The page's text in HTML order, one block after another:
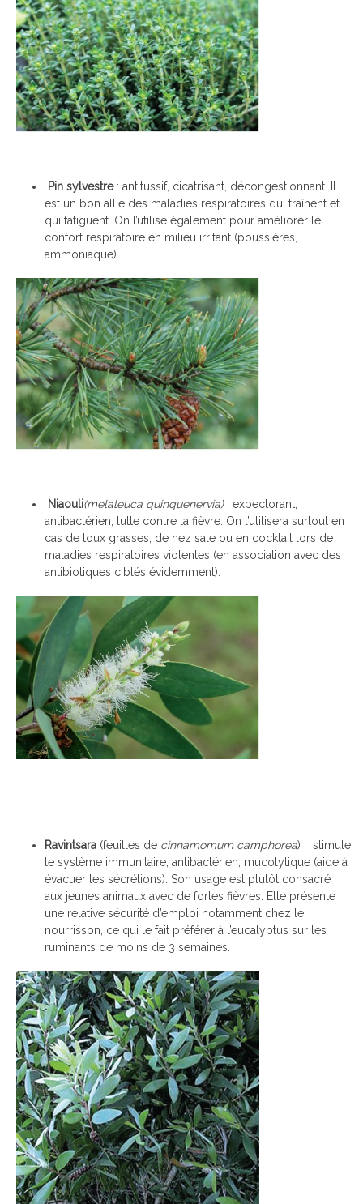
Pin sylvestre: antitussif, cicatrisant, décongestionnant. Il
est un bon allié des maladies respiratoires qui traînent et
qui fatiguent. On l’utilise également pour améliorer le
confort respiratoire en milieu irritant (poussières,
ammoniaque)
Niaouli(melaleuca quinquenervia): expectorant,
antibactérien, lutte contre la fièvre. On l’utilisera surtout en
cas de toux grasses, de nez sale ou en cocktail lors de
maladies respiratoires violentes (en association avec des
antibiotiques ciblés évidemment).
Ravintsara (feuilles de cinnamomum camphorea) : stimule
le système immunitaire, antibactérien, mucolytique (aide à
évacuer les sécrétions). Son usage est plutôt consacré
aux jeunes animaux avec de fortes fièvres. Elle présente
une relative sécurité d’emploi notamment chez le
nourrisson, ce qui le fait préférer à l’eucalyptus sur les
ruminants de moins de 3 semaines.